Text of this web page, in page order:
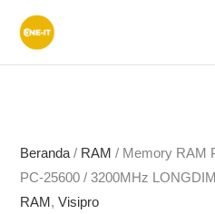
Beranda / RAM / Memory RAM
PC-25600 / 3200MHz
RAM ,Visipro